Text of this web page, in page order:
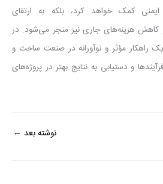
کمک خواهد کرد، بلکه به ارتقای
کاهش هزینه‌های جاری نیز منجر می‌شود. در
یک راهکار مؤثر و نوآورانه در صنعت ساخت و
و دستیابی به نتایج بهتر در پروژه‌های
نوشته بعد ←